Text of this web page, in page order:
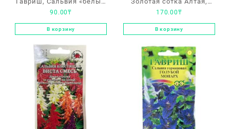
монарх»
90.00₸
В корзину
Сальвия мучнистая
«Страта»
170.00₸
В корзину